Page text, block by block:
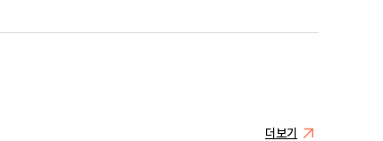
더보기